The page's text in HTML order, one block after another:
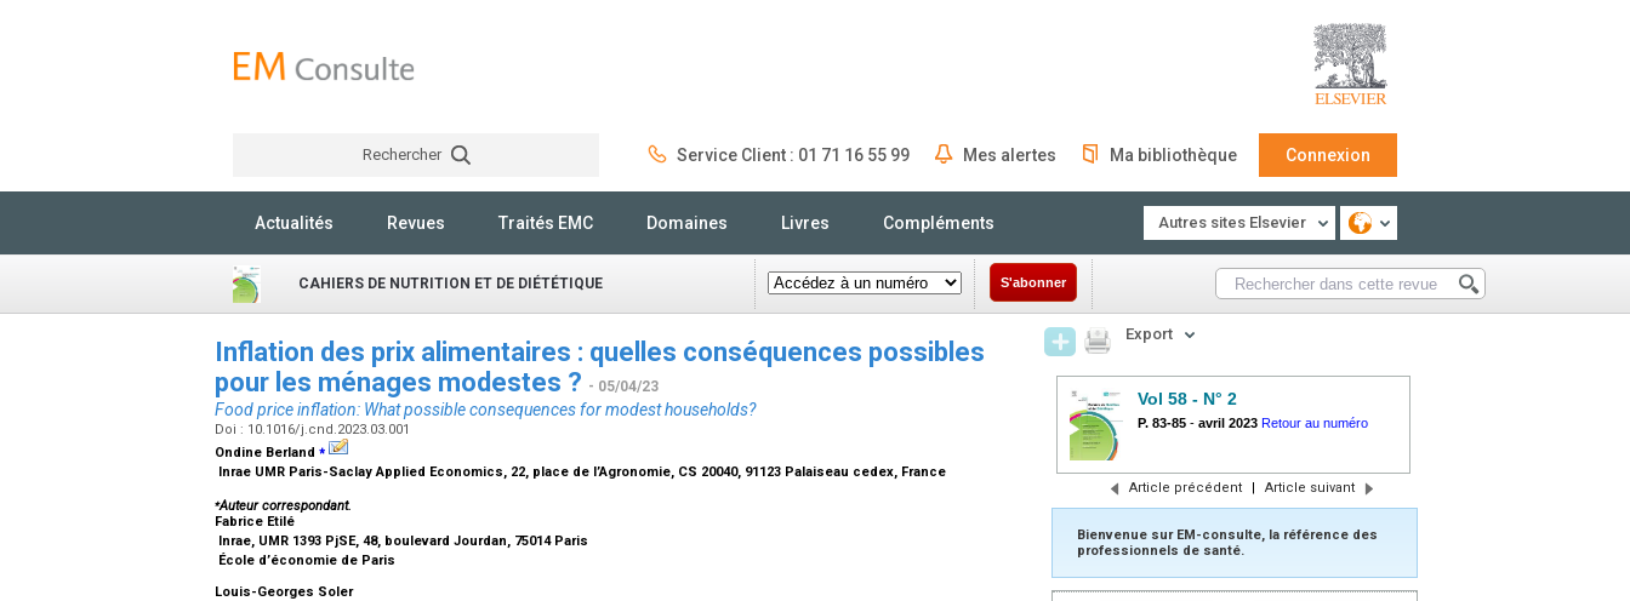
Rechercher Service Client : 01 71 16 55 99 Mes alertes Ma bibliothèque Connexion
Actualités Revues Traités EMC Domaines Livres Compléments Autres sites Elsevier
CAHIERS DE NUTRITION ET DE DIÉTÉTIQUE S'abonner
Inflation des prix alimentaires : quelles conséquences possibles
pour les ménages modestes ? - 05/04/23
Food price inflation: What possible consequences for modest households?
Doi : 10.1016/j.cnd.2023.03.001
Ondine Berland ⁎
Inrae UMR Paris-Saclay Applied Economics, 22, place de l’Agronomie, CS 20040, 91123 Palaiseau cedex, France
⁎Auteur correspondant.
Fabrice Etilé
Inrae, UMR 1393 PjSE, 48, boulevard Jourdan, 75014 Paris
École d’économie de Paris
Louis-Georges Soler
Export
Vol 58 - N° 2
P. 83-85 - avril 2023 Retour au numéro
Article précédent | Article suivant
Bienvenue sur EM-consulte, la référence des
professionnels de santé.